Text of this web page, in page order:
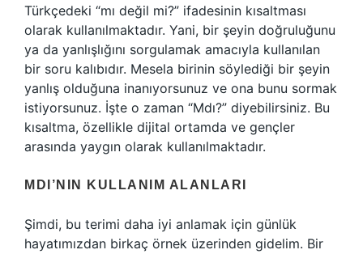
Türkçedeki “mı değil mi?” ifadesinin kısaltması
olarak kullanılmaktadır. Yani, bir şeyin doğruluğunu
ya da yanlışlığını sorgulamak amacıyla kullanılan
bir soru kalıbıdır. Mesela birinin söylediği bir şeyin
yanlış olduğuna inanıyorsunuz ve ona bunu sormak
istiyorsunuz. İşte o zaman “Mdı?” diyebilirsiniz. Bu
kısaltma, özellikle dijital ortamda ve gençler
arasında yaygın olarak kullanılmaktadır.
MDI’NIN KULLANIM ALANLARI
Şimdi, bu terimi daha iyi anlamak için günlük
hayatımızdan birkaç örnek üzerinden gidelim. Bir